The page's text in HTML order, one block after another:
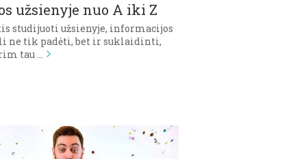
užsienyje nuo A iki Z
studijuoti užsienyje, informacijos
ne tik padėti, bet ir suklaidinti,
tau …